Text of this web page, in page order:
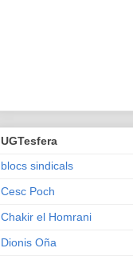
UGTesfera
blocs sindicals
Cesc Poch
Chakir el Homrani
Dionis Oña